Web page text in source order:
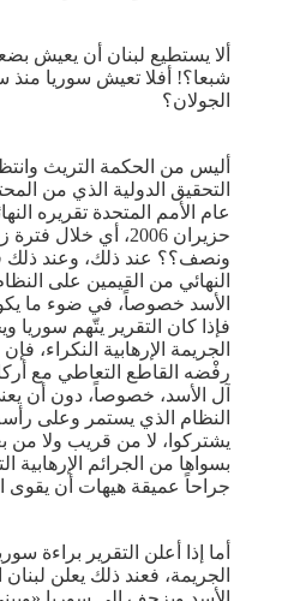
ألا يستطيع لبنان أن يعيش
شبعا؟! أفلا تعيش سوريا منذ
الجولان؟
أليس من الحكمة التريث
التحقيق الدولية الذي من
حزيران 2006، أي
ونصف؟؟ عند ذلك، وعند ذلك
النهائي من القيمين على
الأسد خصوصاً، في ضوء ما
فإذا كان التقرير يتّهم سوريا
الجريمة الإرهابية النكراء،
رفْضه القاطع التعاطي مع
آل الأسد، خصوصاً، دون أن
النظام الذي يستمر وعلى
يشتركوا، لا من قريب ولا من
بسواها من الجرائم
جراحاً عميقة هيهات أن يقوى
أما إذا أعلن التقرير براءة
الجريمة، فعند ذلك يعلن